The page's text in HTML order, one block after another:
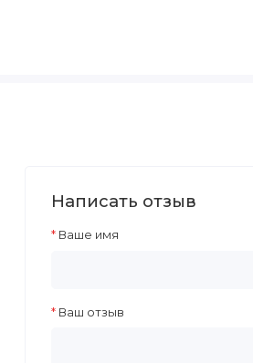
Написать отзыв
Ваше имя
Ваш отзыв